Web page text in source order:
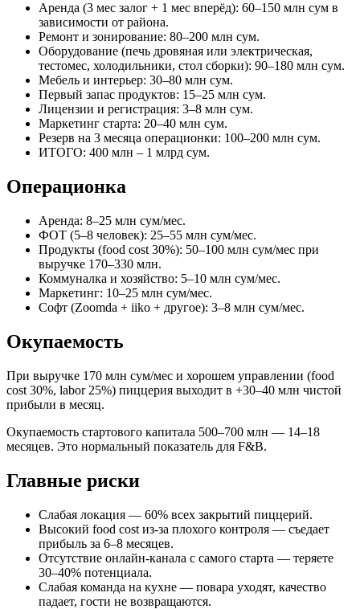
Аренда (3 мес залог + 1 мес вперёд): 60–150 млн сум в
зависимости от района.
Ремонт и зонирование: 80–200 млн сум.
Оборудование (печь дровяная или электрическая,
тестомес, холодильники, стол сборки): 90–180 млн сум.
Мебель и интерьер: 30–80 млн сум.
Первый запас продуктов: 15–25 млн сум.
Лицензии и регистрация: 3–8 млн сум.
Маркетинг старта: 20–40 млн сум.
Резерв на 3 месяца операционки: 100–200 млн сум.
ИТОГО: 400 млн – 1 млрд сум.
Операционка
Аренда: 8–25 млн сум/мес.
ФОТ (5–8 человек): 25–55 млн сум/мес.
Продукты (food cost 30%): 50–100 млн сум/мес при
выручке 170–330 млн.
Коммуналка и хозяйство: 5–10 млн сум/мес.
Маркетинг: 10–25 млн сум/мес.
Софт (Zoomda + iiko + другое): 3–8 млн сум/мес.
Окупаемость
При выручке 170 млн сум/мес и хорошем управлении (food
cost 30%, labor 25%) пиццерия выходит в +30–40 млн чистой
прибыли в месяц.
Окупаемость стартового капитала 500–700 млн — 14–18
месяцев. Это нормальный показатель для F&B.
Главные риски
Слабая локация — 60% всех закрытий пиццерий.
Высокий food cost из-за плохого контроля — съедает
прибыль за 6–8 месяцев.
Отсутствие онлайн-канала с самого старта — теряете
30–40% потенциала.
Слабая команда на кухне — повара уходят, качество
падает, гости не возвращаются.